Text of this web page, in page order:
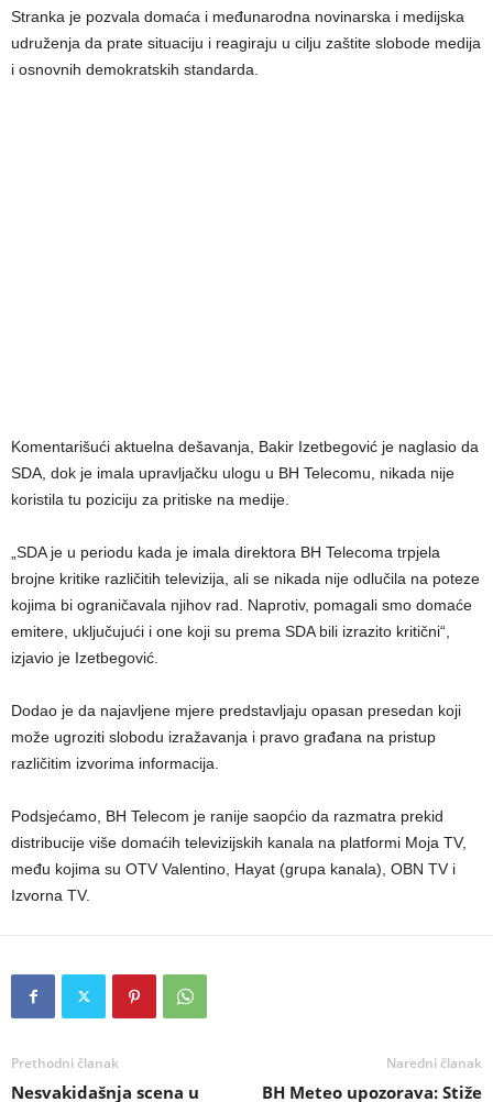
Stranka je pozvala domaća i međunarodna novinarska i medijska
udruženja da prate situaciju i reagiraju u cilju zaštite slobode medija
i osnovnih demokratskih standarda.
Komentarišući aktuelna dešavanja, Bakir Izetbegović je naglasio da
SDA, dok je imala upravljačku ulogu u BH Telecomu, nikada nije
koristila tu poziciju za pritiske na medije.
„SDA je u periodu kada je imala direktora BH Telecoma trpjela
brojne kritike različitih televizija, ali se nikada nije odlučila na poteze
kojima bi ograničavala njihov rad. Naprotiv, pomagali smo domaće
emitere, uključujući i one koji su prema SDA bili izrazito kritični“,
izjavio je Izetbegović.
Dodao je da najavljene mjere predstavljaju opasan presedan koji
može ugroziti slobodu izražavanja i pravo građana na pristup
različitim izvorima informacija.
Podsjećamo, BH Telecom je ranije saopćio da razmatra prekid
distribucije više domaćih televizijskih kanala na platformi Moja TV,
među kojima su OTV Valentino, Hayat (grupa kanala), OBN TV i
Izvorna TV.
Prethodni članak
Nesvakidašnja scena u
Naredni članak
BH Meteo upozorava: Stiže